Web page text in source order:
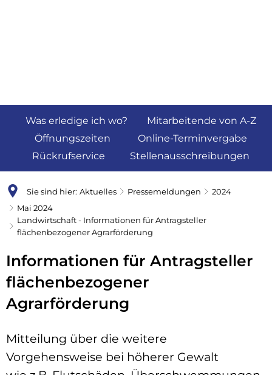
Was erledige ich wo?
Mitarbeitende von A-Z
Öffnungszeiten
Online-Terminvergabe
Rückrufservice
Stellenausschreibungen
Sie sind hier: Aktuelles Pressemeldungen
2024
Mai 2024
Landwirtschaft - Informationen für Antragsteller
flächenbezogener Agrarförderung
Informationen für Antragsteller
flächenbezogener
Agrarförderung
Mitteilung über die weitere
Vorgehensweise bei höherer Gewalt